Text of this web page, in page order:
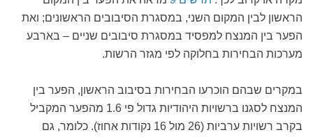
הראשון לבין המקום השני, במסגרת הסיבובים הראשונים; ואת
הפער בין המנצח למפסיד במסגרת סיבובים שניים – בארבע
מערכות הבחירות בחלוקה לפי מגזר הרשות.
במקרים שבהם הוכרעו הבחירות בסיבוב הראשון, הפער בין
המנצח לסגנו ברשויות היהודיות גדול פי 1.6 מהפער המקביל
בקרב רשויות ערביות (26 מול 16 נקודות אחוז). כלומר, גם